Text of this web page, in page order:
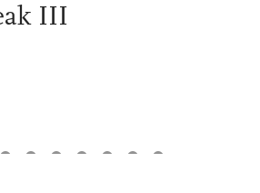
III